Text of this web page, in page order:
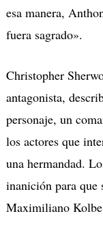
esa manera,
fuera sagrado».
Christopher
antagonista,
personaje, un
los actores que
una hermandad.
inanición para que
Maximiliano